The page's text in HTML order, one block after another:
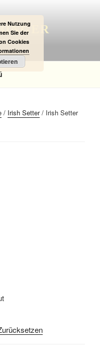
/ Irish Setter/ Irish Setter
Nutzung
Sie der
Cookies